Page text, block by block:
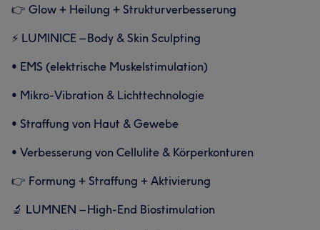
👉 Glow + Heilung + Strukturverbesserung
⚡ LUMINICE – Body & Skin Sculpting
• EMS (elektrische Muskelstimulation)
• Mikro-Vibration & Lichttechnologie
• Straffung von Haut & Gewebe
• Verbesserung von Cellulite & Körperkonturen
👉 Formung + Straffung + Aktivierung
🔬 LUMNEN – High-End Biostimulation